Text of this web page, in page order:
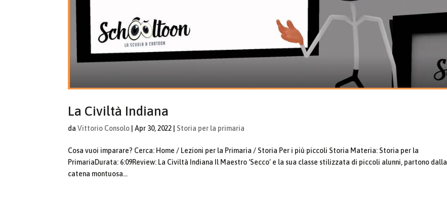
La Civiltà Indiana
daVittorio Consolo |Apr 30, 2022 Storia per la primaria
Cosa vuoi imparare? Cerca: Home / Lezioni per la Primaria / Storia Per i più piccoli Storia Materia: Storia per la
PrimariaDurata: 6:09Review: La Civiltà Indiana Il Maestro ‘Secco’ e la sua classe stilizzata di piccoli alunni, partono dalla
catena montuosa...